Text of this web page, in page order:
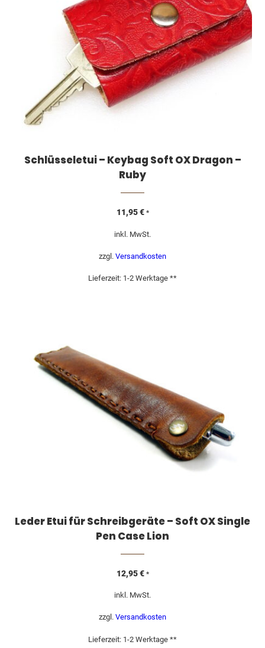
Schlüsseletui – Keybag Soft OX Dragon –
Ruby
11,95€ *
inkl. MwSt.
zzgl. Versandkosten
Lieferzeit: 1-2 Werktage **
Leder Etui für Schreibgeräte – Soft OX Single
Pen Case Lion
12,95€ *
inkl. MwSt.
zzgl. Versandkosten
Lieferzeit: 1-2 Werktage **